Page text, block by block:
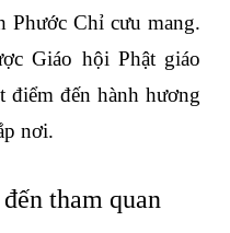
Phước Chỉ cưu mang.
Giáo hội Phật giáo
điểm đến hành hương
nơi.
tham quan